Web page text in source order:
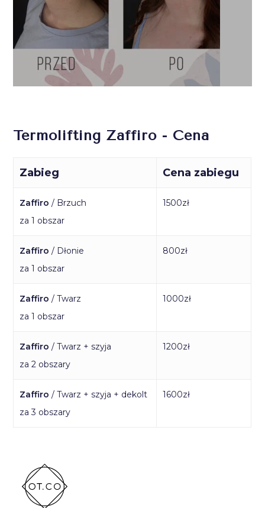
Termolifting Zaffiro - Cena
Zabieg Cena zabiegu
Zaffiro / Brzuch
za 1 obszar
1500zł
Zaffiro / Dłonie
za 1 obszar
800zł
Zaffiro / Twarz
za 1 obszar
1000zł
Zaffiro / Twarz + szyja
za 2 obszary
1200zł
Zaffiro / Twarz + szyja + dekolt
za 3 obszary
1600zł